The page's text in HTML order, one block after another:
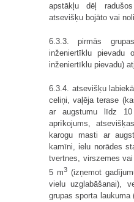
apstākļu dēļ
atsevišķu bojāto vai
6.3.3. pirmās
inženiertīklu pievadu
inženiertīklu pievadu)
6.3.4. atsevišķu
celiņi, vaļēja terase
ar augstumu līdz
aprīkojums,
karogu masti ar
kamīni, ielu norādes
tvertnes, virszemes
5 m3(izņemot
vielu uzglabāšanai),
grupas sporta